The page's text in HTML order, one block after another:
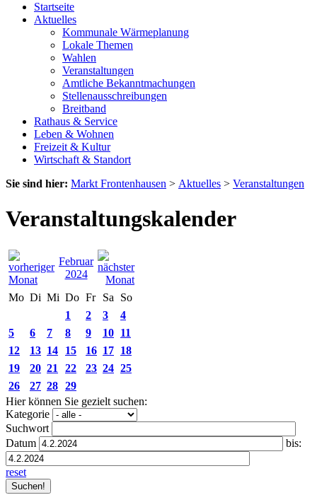
Startseite
Aktuelles
Kommunale Wärmeplanung
Lokale Themen
Wahlen
Veranstaltungen
Amtliche Bekanntmachungen
Stellenausschreibungen
Breitband
Rathaus & Service
Leben & Wohnen
Freizeit & Kultur
Wirtschaft & Standort
Sie sind hier: Markt Frontenhausen > Aktuelles > Veranstaltungen
Veranstaltungskalender
Februar
2024
Mo Di Mi Do Fr Sa
So
1
2 3
4
5
6 7 8 9 10 11
12
13 14 15 16 17 18
19
20 21 22 23 24 25
26
27 28 29
Hier können Sie gezielt suchen:
Kategorie
Suchwort
Datum
bis:
reset